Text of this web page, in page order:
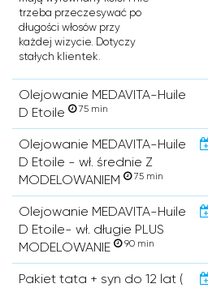
trzeba przeczesywać po
długości włosów przy
każdej wizycie. Dotyczy
stałych klientek.
Olejowanie MEDAVITA-Huile
D Etoile
75 min
Olejowanie MEDAVITA-Huile
D Etoile - wł. średnie Z
MODELOWANIEM
75 min
Olejowanie MEDAVITA-Huile
D Etoile- wł. długie PLUS
MODELOWANIE
90 min
Pakiet tata + syn do 12 lat (